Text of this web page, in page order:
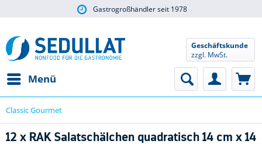
Gastrogroßhändler seit 1978
Menü
Geschäftskunde
zzgl. MwSt.
Classic Gourmet
12 x RAK Salatschälchen quadratisch 14 cm x 14